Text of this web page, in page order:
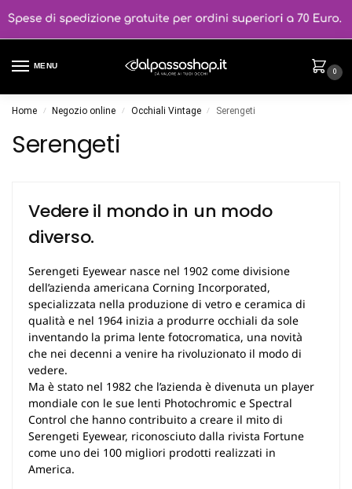
MENU
0
Home / Negozio online / Occhiali Vintage / Serengeti
Serengeti
Vedere il mondo in un modo
diverso.
Serengeti Eyewear nasce nel 1902 come divisione
dell’azienda americana Corning Incorporated,
specializzata nella produzione di vetro e ceramica di
qualità e nel 1964 inizia a produrre occhiali da sole
inventando la prima lente fotocromatica, una novità
che nei decenni a venire ha rivoluzionato il modo di
vedere.
Ma è stato nel 1982 che l’azienda è divenuta un player
mondiale con le sue lenti Photochromic e Spectral
Control che hanno contribuito a creare il mito di
Serengeti Eyewear, riconosciuto dalla rivista Fortune
come uno dei 100 migliori prodotti realizzati in
America.